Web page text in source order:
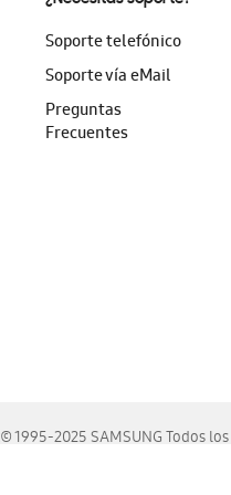
Soporte telefónico
Soporte vía eMail
Preguntas
Frecuentes
1995-2025 SAMSUNG Todos